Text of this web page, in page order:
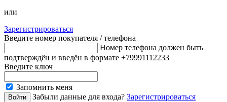
или
Зарегистрироваться
Введите номер покупателя / телефона
Номер телефона должен быть
подтверждён и введён в формате +79991112233
Введите ключ
Запомнить меня
Забыли данные для входа? Зарегистрироваться